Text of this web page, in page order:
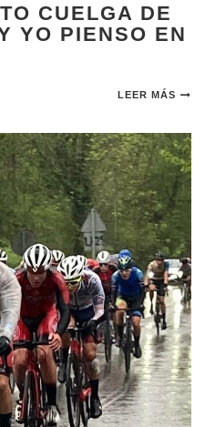
CUELGA DE
YO PIENSO EN
LEER MÁS